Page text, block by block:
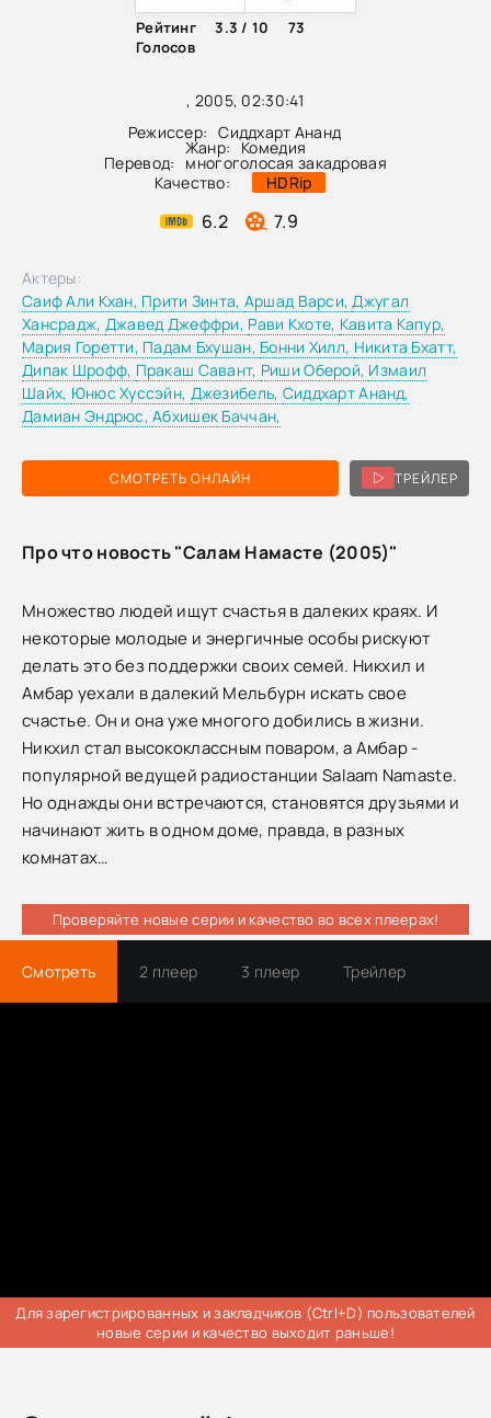
, 2005, 02:30:41
Режиссер: Сиддхарт Ананд
Жанр: Комедия
Перевод:
многоголосая закадровая
Качество:
HDRip
6.2 7.9
Рейтинг
3.3 / 10
73
Голосов
СМОТРЕТЬ ОНЛАЙН ТРЕЙЛЕР
Актеры:
Саиф Али Кхан, Прити Зинта, Аршад Варси,Джугал
Хансрадж, Джавед Джеффри, Рави Кхоте, Кавита Капур,
Мария Горетти, Падам Бхушан, Бонни Хилл, Никита Бхатт,
Дипак Шрофф, Пракаш Савант, Риши Оберой, Измаил
Шайх, Юнюс Хуссэйн, Джезибель, Сиддхарт Ананд,
Дамиан Эндрюс,Абхишек Баччан,
Про что новость "Салам Намасте (2005)"
Множество людей ищут счастья в далеких краях. И
некоторые молодые и энергичные особы рискуют
делать это без поддержки своих семей. Никхил и
Амбар уехали в далекий Мельбурн искать свое
счастье. Он и она уже многого добились в жизни.
Никхил стал высококлассным поваром, а Амбар -
популярной ведущей радиостанции Salaam Namaste.
Но однажды они встречаются, становятся друзьями и
начинают жить в одном доме, правда, в разных
комнатах…
Проверяйте новые серии и качество во всех плеерах!
Смотреть 2 плеер 3 плеер Трейлер
Для зарегистрированных и закладчиков (Ctrl+D) пользователей
новые серии и качество выходит раньше!